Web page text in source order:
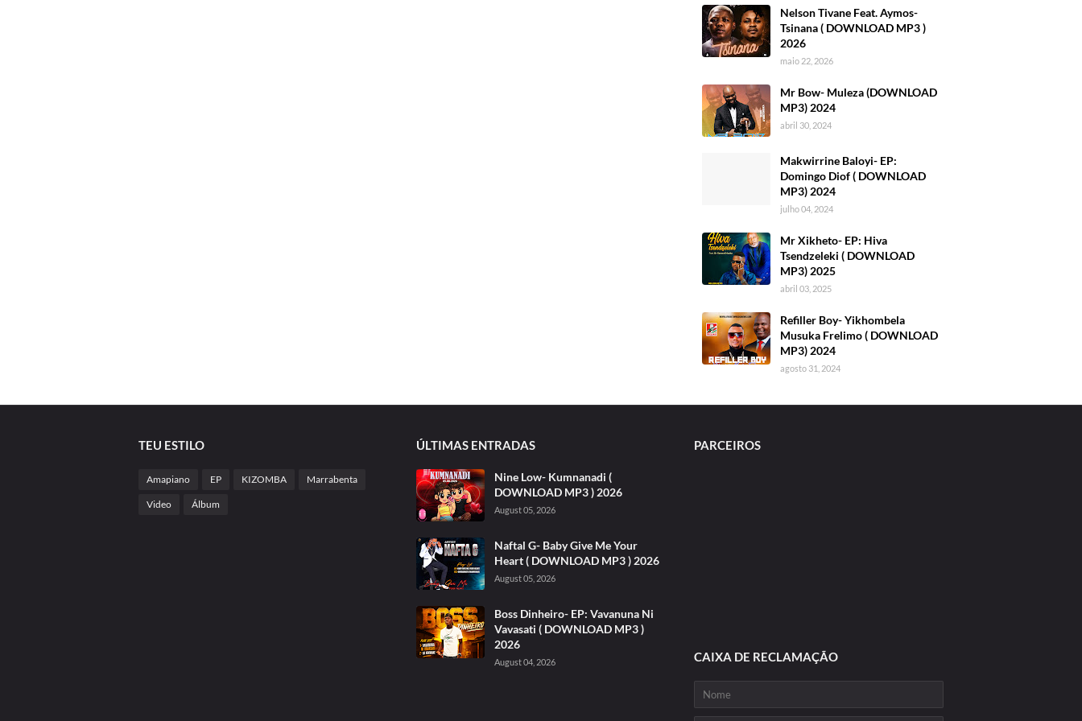
Nelson Tivane Feat. Aymos-
Tsinana ( DOWNLOAD MP3 )
2026
maio 22, 2026
Mr Bow- Muleza (DOWNLOAD
MP3) 2024
abril 30, 2024
Makwirrine Baloyi- EP:
Domingo Diof ( DOWNLOAD
MP3) 2024
julho 04, 2024
Mr Xikheto- EP: Hiva
Tsendzeleki ( DOWNLOAD
MP3) 2025
abril 03, 2025
Refiller Boy- Yikhombela
Musuka Frelimo ( DOWNLOAD
MP3) 2024
agosto 31, 2024
TEU ESTILO
Amapiano EP KIZOMBA Marrabenta
Video Álbum
ÚLTIMAS ENTRADAS
Nine Low- Kumnanadi (
DOWNLOAD MP3 ) 2026
August 05, 2026
Naftal G- Baby Give Me Your
Heart ( DOWNLOAD MP3 ) 2026
August 05, 2026
Boss Dinheiro- EP: Vavanuna Ni
Vavasati ( DOWNLOAD MP3 )
2026
August 04, 2026
PARCEIROS
CAIXA DE RECLAMAÇÃO